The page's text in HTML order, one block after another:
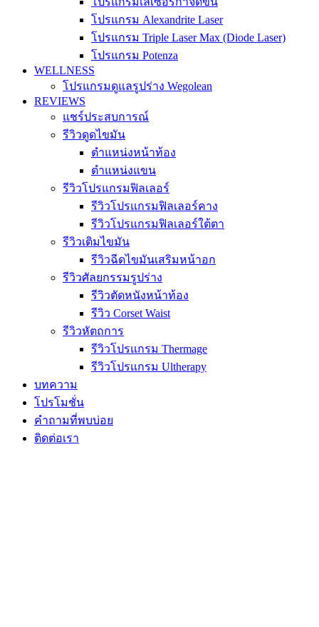
โปรแกรม Alexandrite Laser
โปรแกรม Triple Laser Max (Diode Laser)
โปรแกรม Potenza
WELLNESS
โปรแกรมดูแลรูปร่าง Wegolean
REVIEWS
แชร์ประสบการณ์
รีวิวดูดไขมัน
ตำแหน่งหน้าท้อง
ตำแหน่งแขน
รีวิวโปรแกรมฟิลเลอร์
รีวิวโปรแกรมฟิลเลอร์คาง
รีวิวโปรแกรมฟิลเลอร์ใต้ตา
รีวิวเติมไขมัน
รีวิวฉีดไขมันเสริมหน้าอก
รีวิวศัลยกรรมรูปร่าง
รีวิวตัดหนังหน้าท้อง
รีวิว Corset Waist
รีวิวหัตถการ
รีวิวโปรแกรม Thermage
รีวิวโปรแกรม Ultherapy
บทความ
โปรโมชั่น
คำถามที่พบบ่อย
ติดต่อเรา